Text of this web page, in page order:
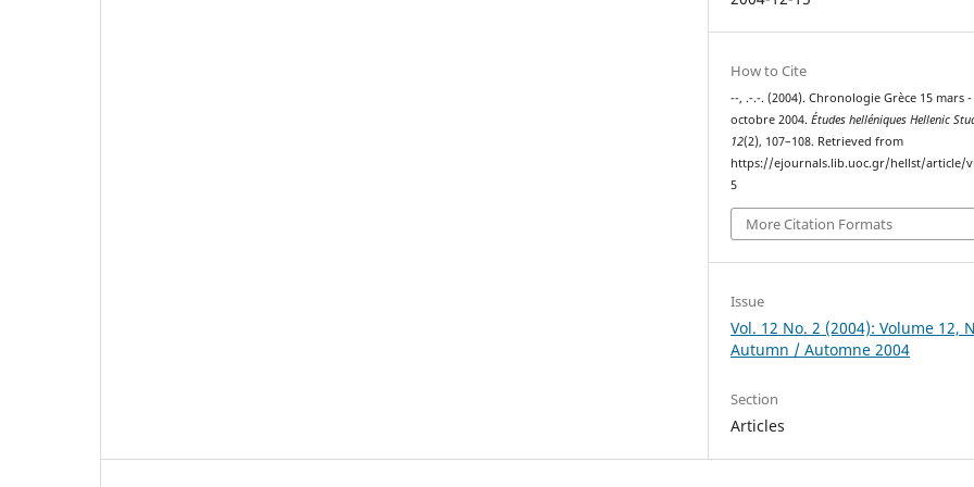
How to Cite
--, .-.-. (2004). Chronologie Grèce 15 mars -
octobre 2004.Études helléniques Hellenic
12(2), 107–108. Retrieved from
https://ejournals.lib.uoc.gr/hellst/article/
5
More Citation Formats
Issue
Vol. 12 No. 2 (2004): Volume 12,
Autumn / Automne 2004
Section
Articles